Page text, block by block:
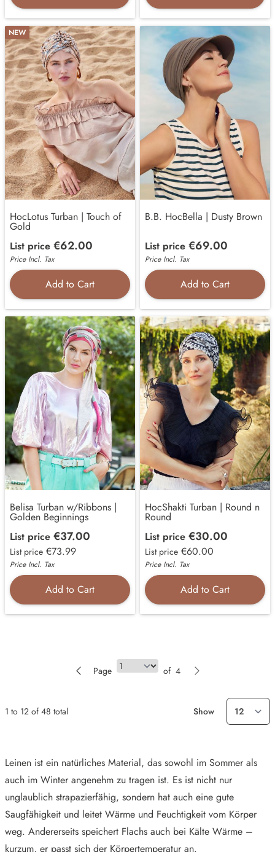
NEW
HocLotus Turban | Touch of
Gold
List price €62.00
Price Incl. Tax
Add to Cart
B.B. HocBella | Dusty Brown
List price €69.00
Price Incl. Tax
Add to Cart
Belisa Turban w/Ribbons |
Golden Beginnings
List price €37.00
List price €73.99
Price Incl. Tax
Add to Cart
HocShakti Turban | Round n
Round
List price €30.00
List price €60.00
Price Incl. Tax
Add to Cart
1 to 12 of 48 total
Page of Page
4
Show
Leinen ist ein natürliches Material, das sowohl im Sommer als
auch im Winter angenehm zu tragen ist. Es ist nicht nur
unglaublich strapazierfähig, sondern hat auch eine gute
Saugfähigkeit und leitet Wärme und Feuchtigkeit vom Körper
weg. Andererseits speichert Flachs auch bei Kälte Wärme –
kurzum, er passt sich der Körpertemperatur an.